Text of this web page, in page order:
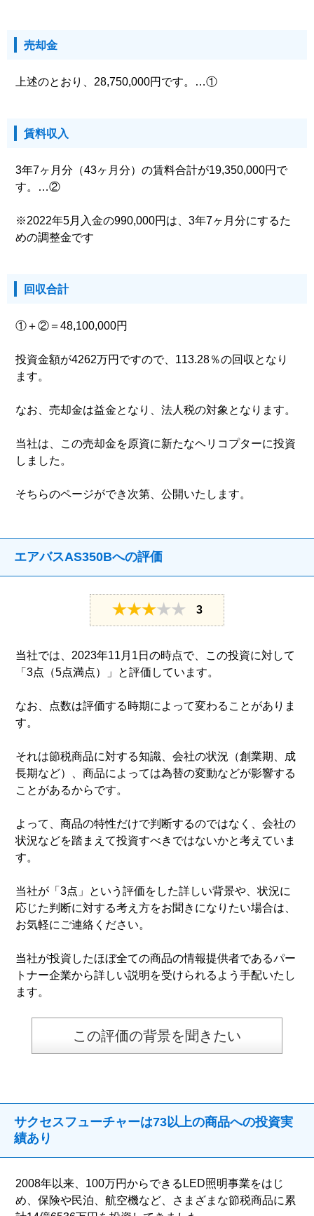
売却金
上述のとおり、28,750,000円です。…①
賃料収入
3年7ヶ月分（43ヶ月分）の賃料合計が19,350,000円で
す。…②
※2022年5月入金の990,000円は、3年7ヶ月分にするた
めの調整金です
回収合計
①＋②＝48,100,000円
投資金額が4262万円ですので、113.28％の回収となり
ます。
なお、売却金は益金となり、法人税の対象となります。
当社は、この売却金を原資に新たなヘリコプターに投資
しました。
そちらのページができ次第、公開いたします。
エアバスAS350Bへの評価
3
当社では、2023年11月1日の時点で、この投資に対して
「3点（5点満点）」と評価しています。
なお、点数は評価する時期によって変わることがありま
す。
それは節税商品に対する知識、会社の状況（創業期、成
長期など）、商品によっては為替の変動などが影響する
ことがあるからです。
よって、商品の特性だけで判断するのではなく、会社の
状況などを踏まえて投資すべきではないかと考えていま
す。
当社が「3点」という評価をした詳しい背景や、状況に
応じた判断に対する考え方をお聞きになりたい場合は、
お気軽にご連絡ください。
当社が投資したほぼ全ての商品の情報提供者であるパー
トナー企業から詳しい説明を受けられるよう手配いたし
ます。
この評価の背景を聞きたい
サクセスフューチャーは73以上の商品への投資実
績あり
2008年以来、100万円からできるLED照明事業をはじ
め、保険や民泊、航空機など、さまざまな節税商品に累